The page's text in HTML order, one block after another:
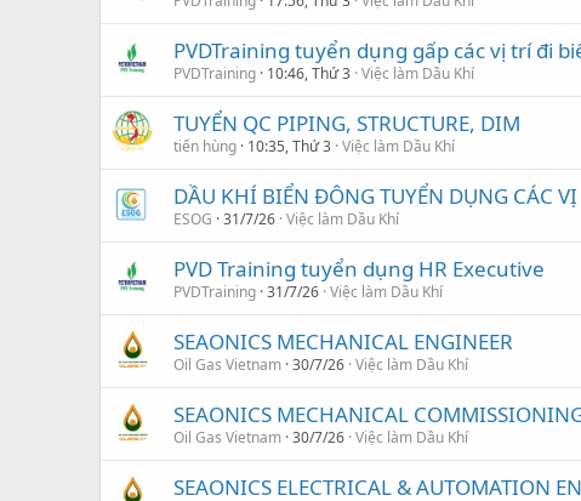
PVDTraining tuyển dụng gấp các vị trí đi
PVDTraining 10:46, Thứ 3 Việc làm Dầu Khí
TUYỂN QC PIPING, STRUCTURE, DIM
tiến hùng 10:35, Thứ 3 Việc làm Dầu Khí
DẦU KHÍ BIỂN ĐÔNG TUYỂN DỤNG CÁC
ESOG 31/7/26 Việc làm Dầu Khí
PVD Training tuyển dụng HR Executive
PVDTraining 31/7/26 Việc làm Dầu Khí
SEAONICS MECHANICAL ENGINEER
Oil Gas Vietnam 30/7/26 Việc làm Dầu Khí
SEAONICS MECHANICAL
Oil Gas Vietnam 30/7/26 Việc làm Dầu Khí
SEAONICS ELECTRICAL & AUTOMATION